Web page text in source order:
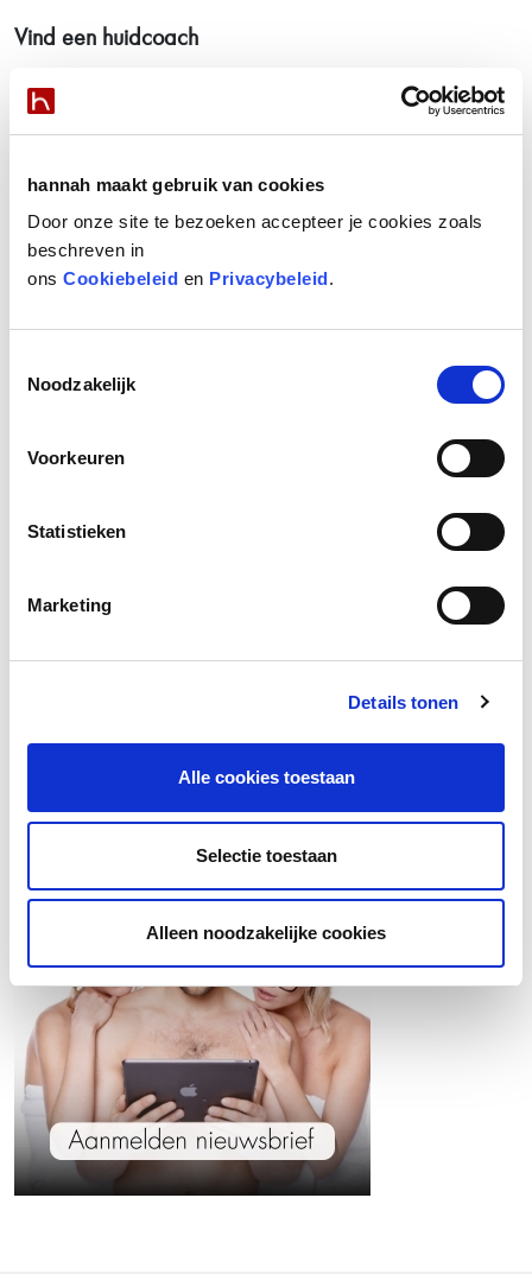
hannah maakt gebruik van cookies
Door onze site te bezoeken accepteer je cookies zoals
beschreven in
ons Cookiebeleid en Privacybeleid.
Noodzakelijk
Voorkeuren
Statistieken
Marketing
Details tonen
Alle cookies toestaan
Selectie toestaan
Alleen noodzakelijke cookies
Vind een huidcoach
hannah nieuws
Huidstress ALERT!
Blaas nieuw leven in je huid met de Oxys Foros
Smeren kun je leren ☀️
Wil jij op de hoogte blijven van het laatstehannah nieuws?